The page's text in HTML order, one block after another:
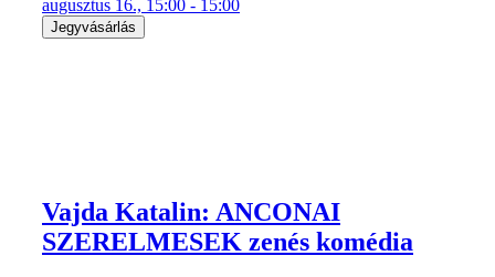
augusztus 16., 15:00 - 15:00
Jegyvásárlás
Vajda Katalin: ANCONAI
SZERELMESEK zenés komédia